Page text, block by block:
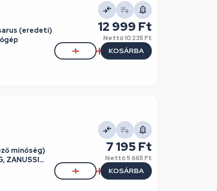
(eredeti)
12 999 Ft
Nettó10 235 Ft
KOSÁRBA
minőség)
ZANUSSI
7 195 Ft
Nettó5 665 Ft
KOSÁRBA